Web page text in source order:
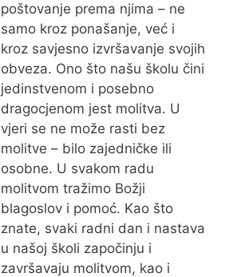
poštovanje prema njima – ne
samo kroz ponašanje, već i
kroz savjesno izvršavanje svojih
obveza. Ono što našu školu čini
jedinstvenom i posebno
dragocjenom jest molitva. U
vjeri se ne može rasti bez
molitve – bilo zajedničke ili
osobne. U svakom radu
molitvom tražimo Božji
blagoslov i pomoć. Kao što
znate, svaki radni dan i nastava
u našoj školi započinju i
završavaju molitvom, kao i